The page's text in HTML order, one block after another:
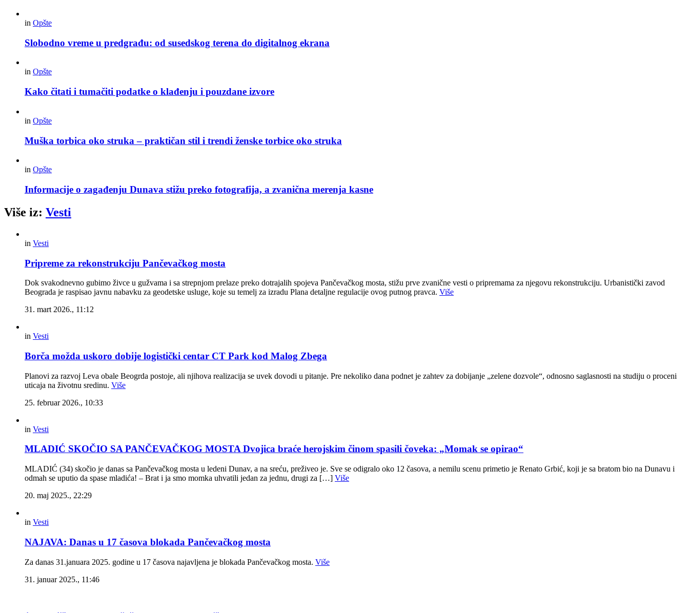
in Opšte
Slobodno vreme u predgrađu: od susedskog terena do digitalnog ekrana
in Opšte
Kako čitati i tumačiti podatke o klađenju i pouzdane izvore
in Opšte
Muška torbica oko struka – praktičan stil i trendi ženske torbice oko struka
in Opšte
Informacije o zagađenju Dunava stižu preko fotografija, a zvanična merenja kasne
Više iz: Vesti
in Vesti
Pripreme za rekonstrukciju Pančevačkog mosta
Dok svakodnevno gubimo živce u gužvama i sa strepnjom prelaze preko dotrajalih spojeva Pančevačkog mosta, stižu prve zvanične vesti o pripremama za njegovu rekonstrukciju. Urbanistički zavod
Beograda je raspisao javnu nabavku za geodetske usluge, koje su temelj za izradu Plana detaljne regulacije ovog putnog pravca. Više
31. mart 2026., 11:12
in Vesti
Borča možda uskoro dobije logistički centar CT Park kod Malog Zbega
Planovi za razvoj Leva obale Beogrda postoje, ali njihova realizacija se uvek dovodi u pitanje. Pre nekoliko dana podnet je zahtev za dobijanje „zelene dozvole“, odnosno saglasnosti na studiju o proceni
uticaja na životnu sredinu. Više
25. februar 2026., 10:33
in Vesti
MLADIĆ SKOČIO SA PANČEVAČKOG MOSTA Dvojica braće herojskim činom spasili čoveka: „Momak se opirao“
MLADIĆ (34) skočio je danas sa Pančevačkog mosta u ledeni Dunav, a na sreću, preživeo je. Sve se odigralo oko 12 časova, a nemilu scenu primetio je Renato Grbić, koji je sa bratom bio na Dunavu i
odmah se uputio da spase mladića! – Brat i ja smo momka uhvatili jedan za jednu, drugi za […] Više
20. maj 2025., 22:29
in Vesti
NAJAVA: Danas u 17 časova blokada Pančevačkog mosta
Za danas 31.januara 2025. godine u 17 časova najavljena je blokada Pančevačkog mosta. Više
31. januar 2025., 11:46